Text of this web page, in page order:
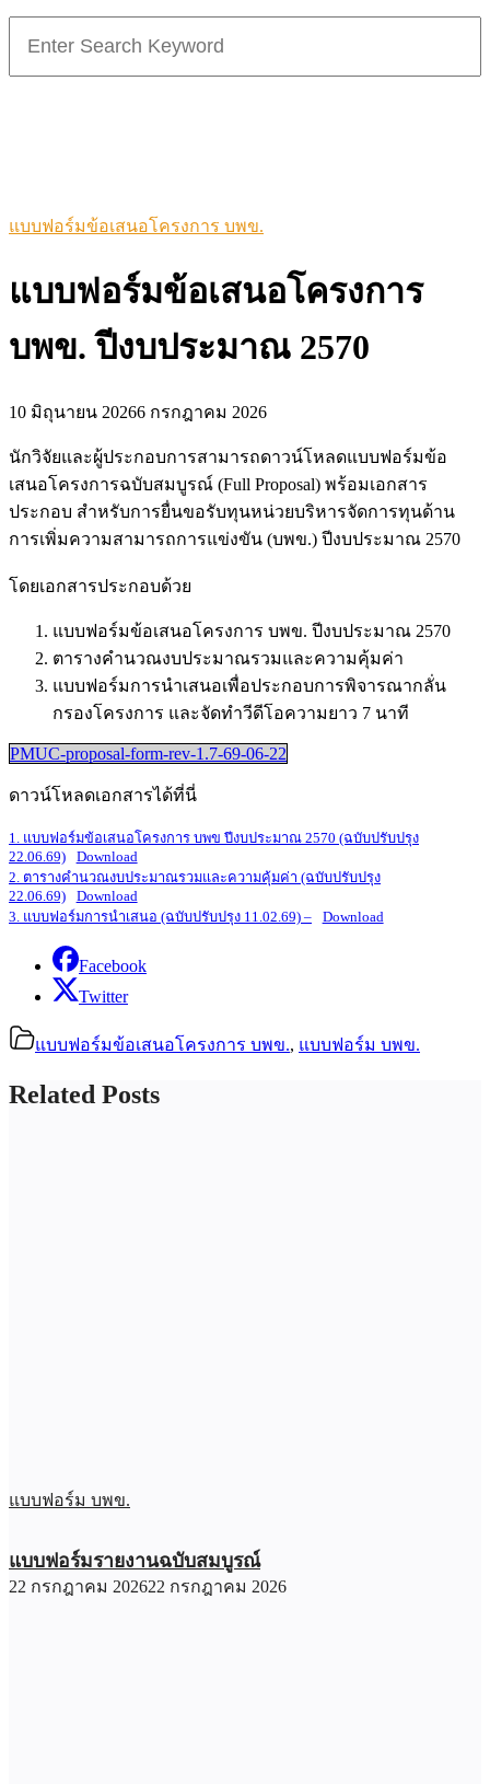
for:
แบบฟอร์มข้อเสนอโครงการ บพข.
แบบฟอร์มข้อเสนอโครงการ
บพข. ปีงบประมาณ 2570
10 มิถุนายน 20266 กรกฎาคม 2026
นักวิจัยและผู้ประกอบการสามารถดาวน์โหลดแบบฟอร์มข้อ
เสนอโครงการฉบับสมบูรณ์ (Full Proposal) พร้อมเอกสาร
ประกอบ สำหรับการยื่นขอรับทุนหน่วยบริหารจัดการทุนด้าน
การเพิ่มความสามารถการแข่งขัน (บพข.) ปีงบประมาณ 2570
โดยเอกสารประกอบด้วย
แบบฟอร์มข้อเสนอโครงการ บพข. ปีงบประมาณ 2570
ตารางคำนวณงบประมาณรวมและความคุ้มค่า
แบบฟอร์มการนำเสนอเพื่อประกอบการพิจารณากลั่น
กรองโครงการ และจัดทำวีดีโอความยาว 7 นาที
PMUC-proposal-form-rev-1.7-69-06-22
ดาวน์โหลดเอกสารได้ที่นี่
1. แบบฟอร์มข้อเสนอโครงการ บพข ปีงบประมาณ 2570 (ฉบับปรับปรุง
22.06.69)
Download
2. ตารางคำนวณงบประมาณรวมและความคุ้มค่า (ฉบับปรับปรุง
22.06.69)
Download
3. แบบฟอร์มการนำเสนอ (ฉบับปรับปรุง 11.02.69) – Download
Facebook
Twitter
แบบฟอร์มข้อเสนอโครงการ บพข., แบบฟอร์ม บพข.
Related Posts
แบบฟอร์ม บพข.
แบบฟอร์มรายงานฉบับสมบูรณ์
22 กรกฎาคม 202622 กรกฎาคม 2026